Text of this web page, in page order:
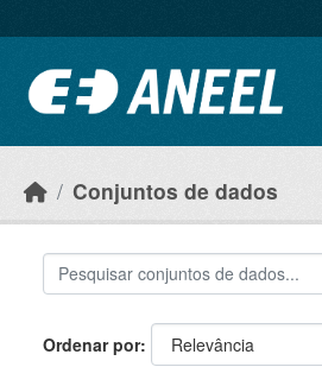
Conjuntos de dados
Ordenar por